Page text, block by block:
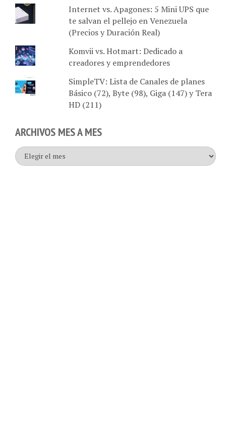
Internet vs. Apagones: 5 Mini UPS que
te salvan el pellejo en Venezuela
(Precios y Duración Real)
Komvii vs. Hotmart: Dedicado a
creadores y emprendedores
SimpleTV: Lista de Canales de planes
Básico (72), Byte (98), Giga (147) y Tera
HD (211)
ARCHIVOS MES A MES
Archivos
mes